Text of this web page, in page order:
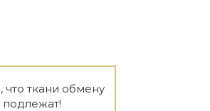
ткани обмену
подлежат!